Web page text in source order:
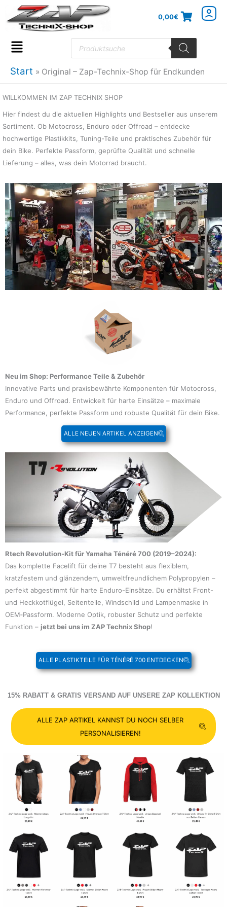
Inhalt
springen
0,00€
Flyout
Menu
Products
search
Start Original – Zap-Technix-Shop für Endkunden
WILLKOMMEN IM ZAP TECHNIX SHOP
Hier findest du die aktuellen Highlights und Bestseller aus unserem
Sortiment. Ob Motocross, Enduro oder Offroad – entdecke
hochwertige Plastikkits, Tuning-Teile und praktisches Zubehör für
dein Bike. Perfekte Passform, geprüfte Qualität und schnelle
Lieferung – alles, was dein Motorrad braucht.
Neu im Shop: Performance Teile & Zubehör
Innovative Parts und praxisbewährte Komponenten für Motocross,
Enduro und Offroad. Entwickelt für harte Einsätze – maximale
Performance, perfekte Passform und robuste Qualität für dein Bike.
ALLE NEUEN ARTIKEL ANZEIGEN
Rtech Revolution-Kit für Yamaha Ténéré 700 (2019–2024):
Das komplette Facelift für deine T7 besteht aus flexiblem,
kratzfestem und glänzendem, umweltfreundlichem Polypropylen –
perfekt abgestimmt für harte Enduro-Einsätze. Du erhältst Front-
und Heckkotflügel, Seitenteile, Windschild und Lampenmaske in
OEM‑Passform. Moderne Optik, robuster Schutz und perfekte
Funktion – jetzt bei uns im ZAP Technix Shop!
ALLE PLASTIKTEILE FÜR TÉNÉRÉ 700 ENTDECKEN
15% RABATT & GRATIS VERSAND AUF UNSERE ZAP KOLLEKTION
ALLE ZAP ARTIKEL KANNST DU NOCH SELBER
PERSONALISIEREN!